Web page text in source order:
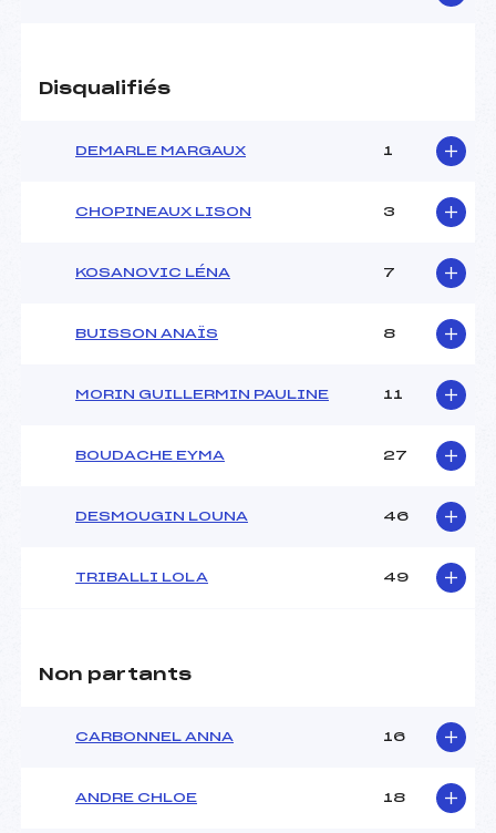
Disqualifiés
DEMARLE MARGAUX 1
CHOPINEAUX LISON 3
KOSANOVIC LÉNA 7
BUISSON ANAÏS 8
MORIN GUILLERMIN PAULINE 11
BOUDACHE EYMA 27
DESMOUGIN LOUNA 46
TRIBALLI LOLA 49
Non partants
CARBONNEL ANNA 16
ANDRE CHLOE 18